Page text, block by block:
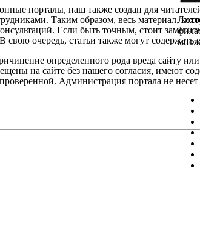
порталы, наш также создан для
Таким образом, весь материал,
Если быть точным, стоит
свою очередь, статьи также могут
определенного рода вреда сайту
на сайте без нашего согласия, имеют
Администрация портала не